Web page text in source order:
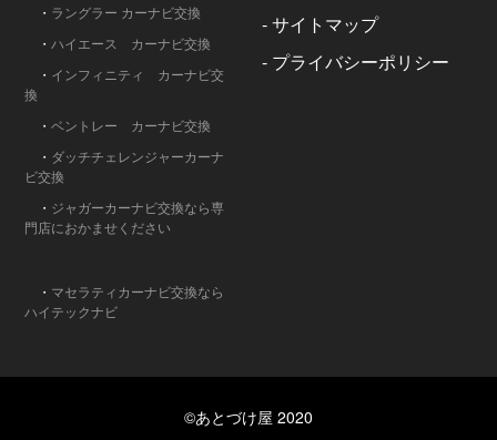
・ ラングラー カーナビ交換
・ ハイエース カーナビ交換
・ インフィニティ カーナビ交
換
・ベントレー カーナビ交換
・ ダッチチェレンジャーカーナ
ビ交換
・ ジャガーカーナビ交換なら専
門店におかませください
・ マセラティカーナビ交換なら
ハイテックナビ
-サイトマップ
- プライバシーポリシー
©あとづけ屋 2020